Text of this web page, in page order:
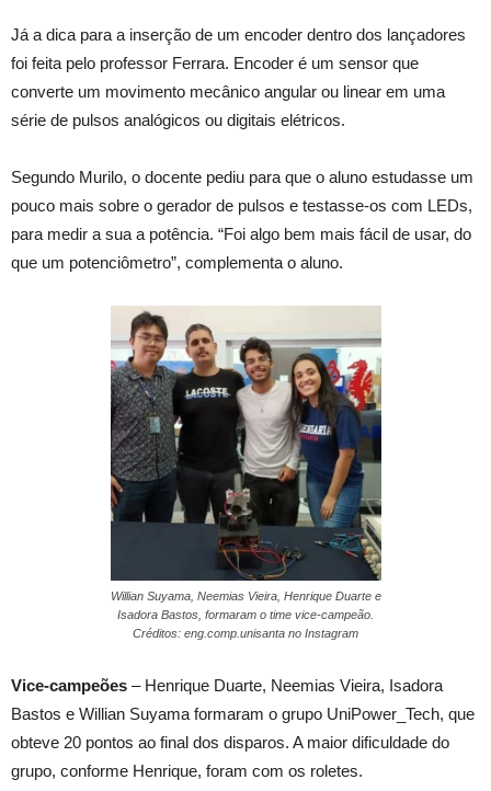
Já a dica para a inserção de um encoder dentro dos lançadores
foi feita pelo professor Ferrara. Encoder é um sensor que
converte um movimento mecânico angular ou linear em uma
série de pulsos analógicos ou digitais elétricos.
Segundo Murilo, o docente pediu para que o aluno estudasse um
pouco mais sobre o gerador de pulsos e testasse-os com LEDs,
para medir a sua a potência. “Foi algo bem mais fácil de usar, do
que um potenciômetro”, complementa o aluno.
Willian Suyama, Neemias Vieira, Henrique Duarte e
Isadora Bastos, formaram o time vice-campeão.
Créditos: eng.comp.unisanta no Instagram
Vice-campeões – Henrique Duarte, Neemias Vieira, Isadora
Bastos e Willian Suyama formaram o grupo UniPower_Tech, que
obteve 20 pontos ao final dos disparos. A maior dificuldade do
grupo, conforme Henrique, foram com os roletes.